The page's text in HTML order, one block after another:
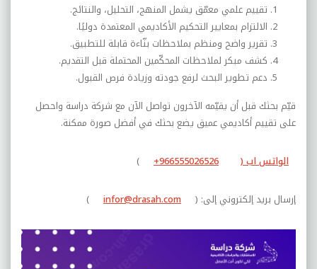
تقييم علمي معمّق يشمل المنهج، التحليل، والنتائج.
الالتزام بمعايير التحكيم الأكاديمي المعتمدة دوليًا.
تقرير واضح ومنظم بملاحظات بنّاءة قابلة للتطبيق.
كشف مبكر لملاحظات المحكّمين المحتملة قبل التقديم.
دعم تطوير البحث لرفع جودته وزيادة فرص القبول.
قيّم بحثك قبل أن يقيّمه الآخرون تواصل الآن مع شركة دراسة واحصل
على تقييم أكاديمي عميق يضع بحثك في أفضل صورة ممكنة.
الواتس اب ( +966555026526
)
إرسال بريد إلكتروني إلى: ( infor@drasah.com
)